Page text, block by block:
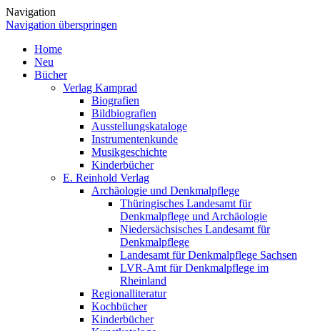
Navigation
Navigation überspringen
Home
Neu
Bücher
Verlag Kamprad
Biografien
Bildbiografien
Ausstellungskataloge
Instrumentenkunde
Musikgeschichte
Kinderbücher
E. Reinhold Verlag
Archäologie und Denkmalpflege
Thüringisches Landesamt für
Denkmalpflege und Archäologie
Niedersächsisches Landesamt für
Denkmalpflege
Landesamt für Denkmalpflege Sachsen
LVR-Amt für Denkmalpflege im
Rheinland
Regionalliteratur
Kochbücher
Kinderbücher